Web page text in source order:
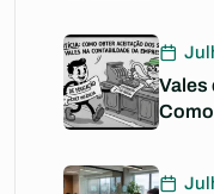
Vales